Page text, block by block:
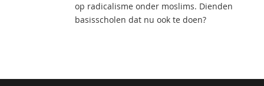
op radicalisme onder moslims. Dienden
basisscholen dat nu ook te doen?